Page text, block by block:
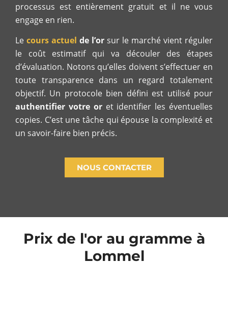
processus est entièrement gratuit et il ne vous
engage en rien.
Le cours actuel de l’or sur le marché vient réguler
le coût estimatif qui va découler des étapes
d’évaluation. Notons qu’elles doivent s’effectuer en
toute transparence dans un regard totalement
objectif. Un protocole bien défini est utilisé pour
authentifier votre oret identifier les éventuelles
copies. C’est une tâche qui épouse la complexité et
un savoir-faire bien précis.
NOUS CONTACTER
Prix de l'or au gramme à
Lommel